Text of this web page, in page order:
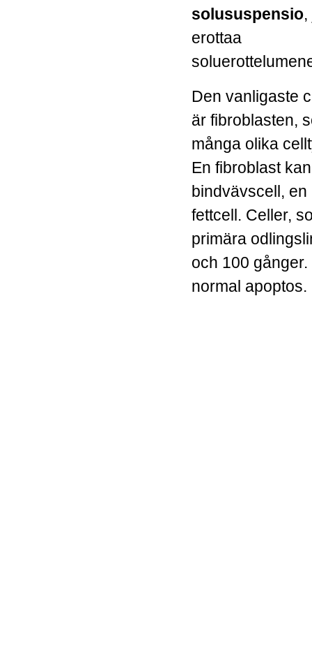
solususpensio
erottaa
Den vanligaste
är fibroblasten,
många olika
En fibroblast
bindvävscell,
fettcell. Celler,
primära
och 100
normal apoptos.